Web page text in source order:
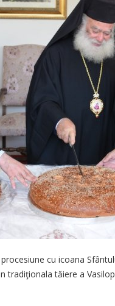
cu icoana
tradiţionala tăiere a